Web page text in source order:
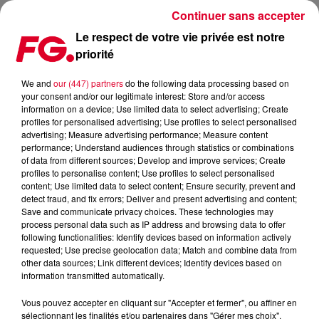
BICEP VA DIFFUSER UN LIVESTREAM UNIQUE VENDREDI SOIR
Publié : 8 septembre 2020 à 17h19 par Jean-Baptiste
Blandin
Le respect de votre vie privée est notre
priorité
We and our (447) partnersdo the following data processing based on
your consent and/or our legitimate interest: Store and/or access
information on a device; Use limited data to select advertising; Create
profiles for personalised advertising; Use profiles to select personalised
advertising; Measure advertising performance; Measure content
performance; Understand audiences through statistics or combinations
of data from different sources; Develop and improve services; Create
profiles to personalise content; Use profiles to select personalised
content; Use limited data to select content; Ensure security, prevent and
detect fraud, and fix errors; Deliver and present advertising and content;
Save and communicate privacy choices. These technologies may
process personal data such as IP address and browsing data to offer
following functionalities: Identify devices based on information actively
requested; Use precise geolocation data; Match and combine data from
other data sources; Link different devices; Identify devices based on
information transmitted automatically.
Vous pouvez accepter en cliquant sur "Accepter et fermer", ou affiner en
sélectionnant les finalités et/ou partenaires dans "Gérer mes choix".
Continuer sans accepter